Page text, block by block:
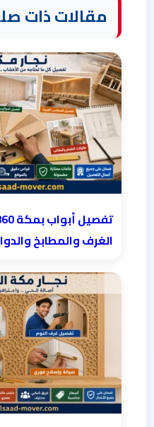
مقالات ذات
الغرف والمطابخ